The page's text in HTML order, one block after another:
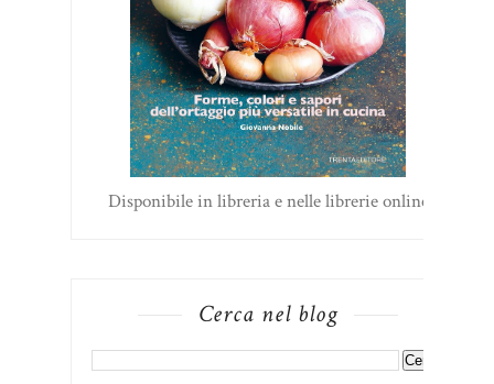
Disponibile in libreria e nelle librerie online
Cerca nel blog